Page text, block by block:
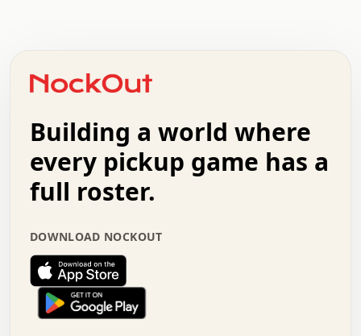
+   .   .   .   .   .   .   .   .   .   +   .   .
.   +   .   .   o   .   .   .   .   .   .   :   .
.   .   .   .   .   .   .   .   .   .   .   :   .   .
.   .   .   .   +   .   .   .   .   .   .   .   +
.   :   .   .   .   .   .   .   .   .   o   .   .   .
.   .   x   .   .   .   .   .   .   :   .   .   o
.   .   .   .   :   .   .   .   .   o   .   .   .   .
.   .   .   .   .   :   +   .   .   .   .   .   o
.   .   .   .   .   .   .   .   .   .   .   .   .
.   .   :   o   .   .   .   .   .   .   .   +   .
.   o   .   .   .   .   x   .   .   .   .   .   .
Building a world where
every pickup game has a
full roster.
DOWNLOAD NOCKOUT